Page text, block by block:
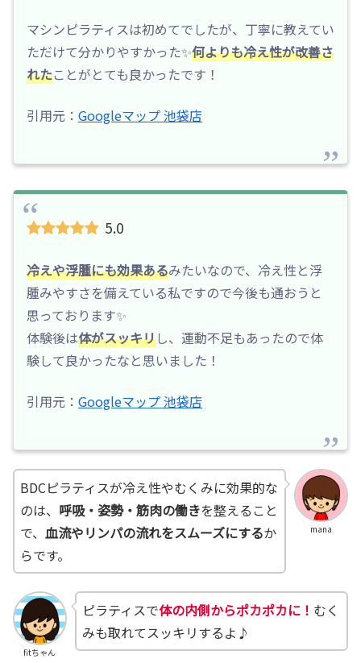
マシンピラティスは初めてでしたが、丁寧に教えてい
ただけて分かりやすかった✨何よりも冷え性が改善さ
れたことがとても良かったです！
引用元： Googleマップ 池袋店
5.0
冷えや浮腫にも効果あるみたいなので、冷え性と浮
腫みやすさを備えている私ですので今後も通おうと
思っております✨
体験後は体がスッキリし、運動不足もあったので体
験して良かったなと思いました！
引用元： Googleマップ 池袋店
mana
BDCピラティスが冷え性やむくみに効果的な
のは、 呼吸・姿勢・筋肉の働きを整えること
で、 血流やリンパの流れをスムーズにするか
らです。
fitちゃん
ピラティスで体の内側からポカポカに！ むく
みも取れてスッキリするよ♪